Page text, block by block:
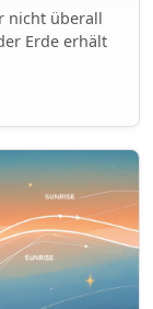
nicht überall
Erde erhält